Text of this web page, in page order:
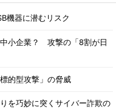
機器に潜むリスク
小企業？ 攻撃の「8割が日
的型攻撃」の脅威
を巧妙に突くサイバー詐欺の